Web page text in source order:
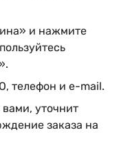
и нажмите
телефон и e-mail.
уточнит
заказа на